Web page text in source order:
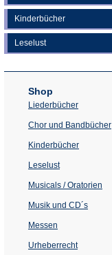
Kinderbücher
Leselust
Shop
Liederbücher
Chor und Bandbücher
Kinderbücher
Leselust
Musicals / Oratorien
Musik und CD´s
Messen
Urheberrecht